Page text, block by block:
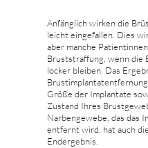
Anfänglich wirken die
leicht eingefallen. Dies
aber manche
Bruststraffung, wenn die
locker bleiben. Das
Größe der Implantate
Zustand Ihres
Narbengewebe, das das
entfernt wird, hat auch
Endergebnis.